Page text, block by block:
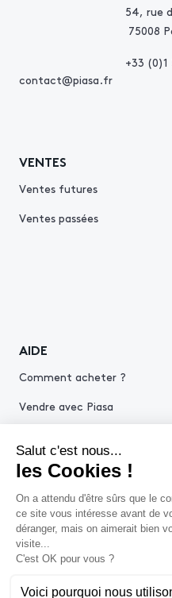
54, rue
75008
+33 (0)1
contact@piasa.fr
VENTES
Ventes futures
Ventes passées
AIDE
Comment acheter ?
Vendre avec Piasa
Politiques de